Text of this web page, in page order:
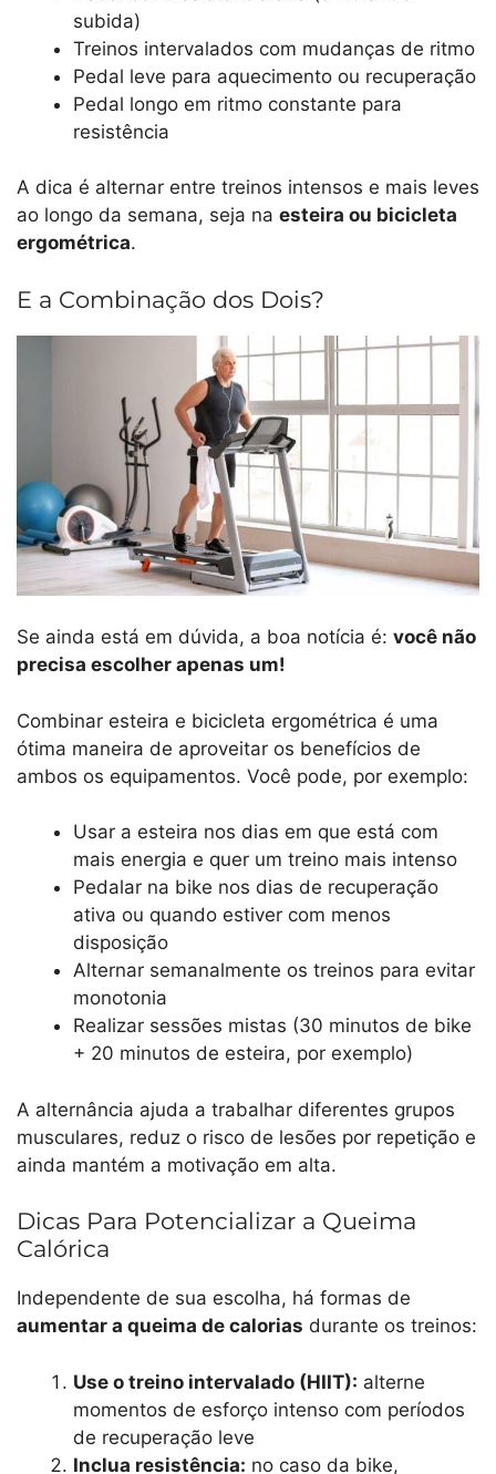
subida)
Treinos intervalados com mudanças de ritmo
Pedal leve para aquecimento ou recuperação
Pedal longo em ritmo constante para
resistência
A dica é alternar entre treinos intensos e mais leves
ao longo da semana, seja na esteira ou bicicleta
ergométrica.
E a Combinação dos Dois?
Se ainda está em dúvida, a boa notícia é: você não
precisa escolher apenas um!
Combinar esteira e bicicleta ergométrica é uma
ótima maneira de aproveitar os benefícios de
ambos os equipamentos. Você pode, por exemplo:
Usar a esteira nos dias em que está com
mais energia e quer um treino mais intenso
Pedalar na bike nos dias de recuperação
ativa ou quando estiver com menos
disposição
Alternar semanalmente os treinos para evitar
monotonia
Realizar sessões mistas (30 minutos de bike
+ 20 minutos de esteira, por exemplo)
A alternância ajuda a trabalhar diferentes grupos
musculares, reduz o risco de lesões por repetição e
ainda mantém a motivação em alta.
Dicas Para Potencializar a Queima
Calórica
Independente de sua escolha, há formas de
aumentar a queima de calorias durante os treinos:
Use o treino intervalado (HIIT): alterne
momentos de esforço intenso com períodos
de recuperação leve
Inclua resistência: no caso da bike,